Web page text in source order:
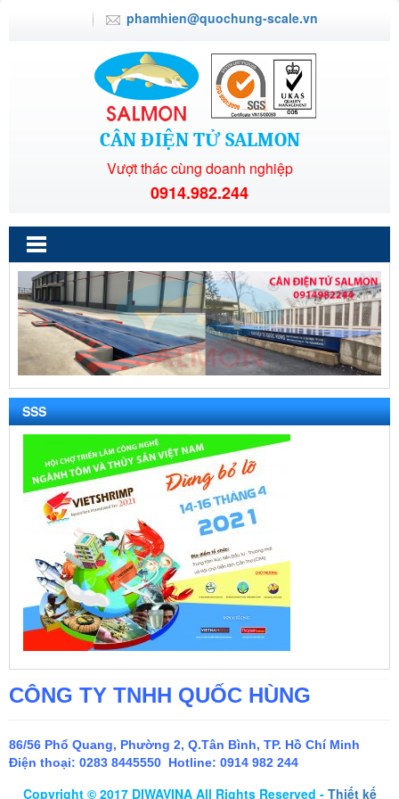
phamhien@quochung-scale.vn
CÂN ĐIỆN TỬ SALMON
Vượt thác cùng doanh nghiệp
0914.982.244
SSS
CÔNG TY TNHH QUỐC HÙNG
86/56 Phổ Quang, Phường 2, Q.Tân Bình, TP. Hồ Chí Minh
Điện thoại: 0283 8445550 Hotline: 0914 982 244
Copyright © 2017 DIWAVINA All Rights Reserved - Thiết kế